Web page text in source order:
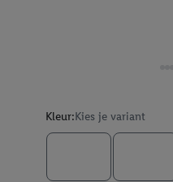
Kleur:Kies je variant